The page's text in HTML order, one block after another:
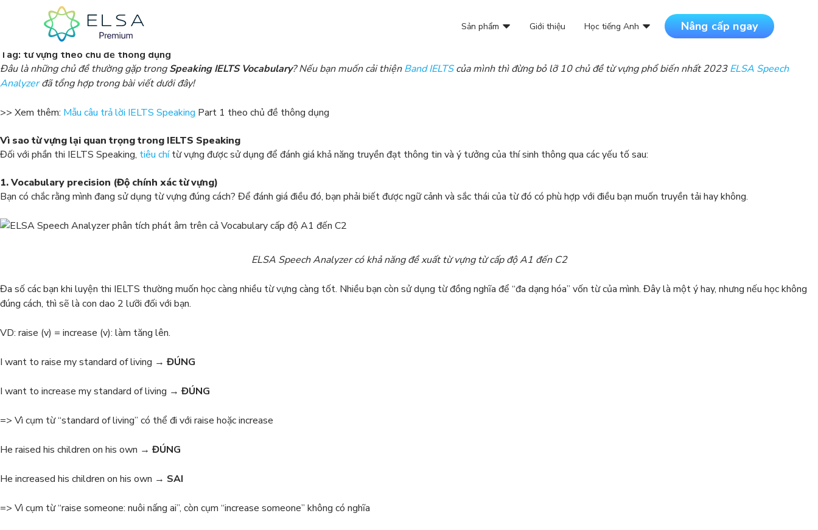
Sản phẩm Giới thiệu Học tiếng Anh Nâng cấp ngay
Tag: từ vựng theo chủ đề thông dụng
Đâu là những chủ đề thường gặp trongSpeaking IELTS Vocabulary? Nếu bạn muốn cải thiệnBand IELTScủa mình thì đừng bỏ lỡ 10 chủ đề từ vựng phổ biến nhất 2023ELSA Speech
Analyzerđã tổng hợp trong bài viết dưới đây!
>> Xem thêm: Mẫu câu trả lời IELTS Speaking Part 1 theo chủ đề thông dụng
Vì sao từ vựng lại quan trọng trong IELTS Speaking
Đối với phần thi IELTS Speaking, tiêu chítừ vựng được sử dụng để đánh giá khả năng truyền đạt thông tin và ý tưởng của thí sinh thông qua các yếu tố sau:
1. Vocabulary precision (Độ chính xác từ vựng)
Bạn có chắc rằng mình đang sử dụng từ vựng đúng cách? Để đánh giá điều đó, bạn phải biết được ngữ cảnh và sắc thái của từ đó có phù hợp với điều bạn muốn truyền tải hay không.
ELSA Speech Analyzer có khả năng đề xuất từ vựng từ cấp độ A1 đến C2
Đa số các bạn khi luyện thi IELTS thường muốn học càng nhiều từ vựng càng tốt. Nhiều bạn còn sử dụng từ đồng nghĩa để “đa dạng hóa” vốn từ của mình. Đây là một ý hay, nhưng nếu học không
đúng cách, thì sẽ là con dao 2 lưỡi đối với bạn.
VD: raise (v) = increase (v): làm tăng lên.
I want to raise my standard of living →ĐÚNG
I want to increase my standard of living →ĐÚNG
=> Vì cụm từ “standard of living” có thể đi với raise hoặc increase
He raised his children on his own →ĐÚNG
He increased his children on his own → SAI
=> Vì cụm từ “raise someone: nuôi nấng ai”, còn cụm “increase someone” không có nghĩa